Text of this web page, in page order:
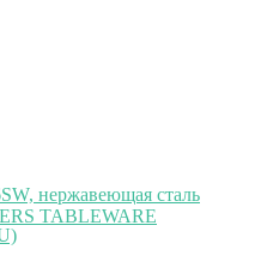
нержавеющая сталь
TABLEWARE